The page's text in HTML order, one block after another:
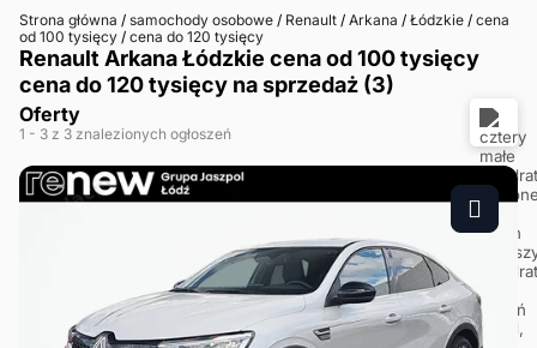
Strona główna / samochody osobowe / Renault / Arkana / Łódzkie / cena
od 100 tysięcy / cena do 120 tysięcy
Renault Arkana Łódzkie cena od 100 tysięcy
cena do 120 tysięcy na sprzedaż (3)
Oferty
1 - 3 z 3 znalezionych ogłoszeń